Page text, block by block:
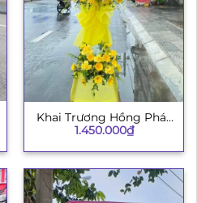
Khai Trương Hồng Phát
003
1.450.000₫